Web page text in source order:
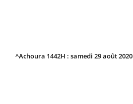
^Achoura 1442H : samedi 29 août 2020